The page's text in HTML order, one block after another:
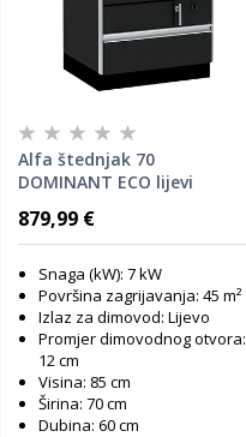
Alfa štednjak 70
DOMINANT ECO lijevi
879,99 €
Snaga (kW): 7 kW
Površina zagrijavanja: 45 m²
Izlaz za dimovod: Lijevo
Promjer dimovodnog otvora:
12 cm
Visina: 85 cm
Širina: 70 cm
Dubina: 60 cm